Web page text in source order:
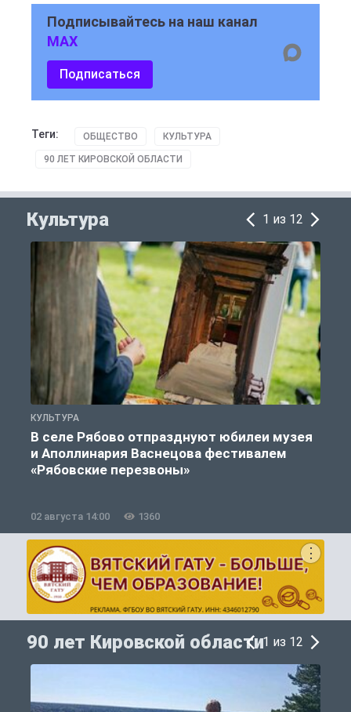
Подписывайтесь на наш канал
MAX
Подписаться
Теги: ОБЩЕСТВО КУЛЬТУРА
90 ЛЕТ КИРОВСКОЙ ОБЛАСТИ
Культура 1 из 12
КУЛЬТУРА
В селе Рябово отпразднуют юбилеи музея
и Аполлинария Васнецова фестивалем
«Рябовские перезвоны»
02 августа 14:00 1360
90 лет Кировской области1 из 12